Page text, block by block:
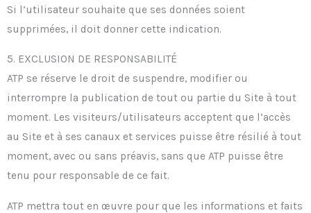
Si l’utilisateur souhaite que ses données soient
supprimées, il doit donner cette indication.
5. EXCLUSION DE RESPONSABILITÉ
ATP se réserve le droit de suspendre, modifier ou
interrompre la publication de tout ou partie du Site à tout
moment. Les visiteurs/utilisateurs acceptent que l’accès
au Site et à ses canaux et services puisse être résilié à tout
moment, avec ou sans préavis, sans que ATP puisse être
tenu pour responsable de ce fait.
ATP mettra tout en œuvre pour que les informations et faits